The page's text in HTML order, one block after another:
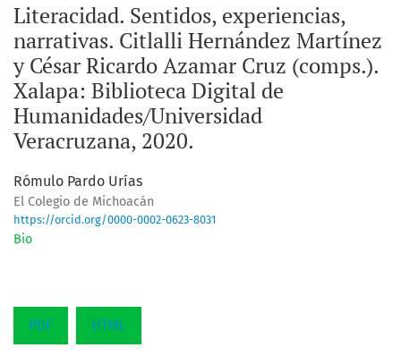
Literacidad. Sentidos, experiencias,
narrativas. Citlalli Hernández Martínez
y César Ricardo Azamar Cruz (comps.).
Xalapa: Biblioteca Digital de
Humanidades/Universidad
Veracruzana, 2020.
Rómulo Pardo Urías
El Colegio de Michoacán
https://orcid.org/0000-0002-0623-8031
Bio
PDF HTML